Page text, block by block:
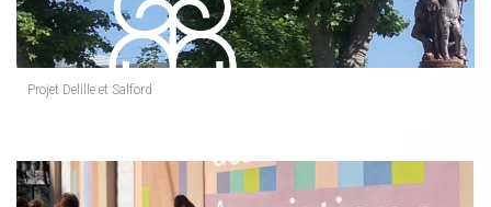
Projet Delille et Salford